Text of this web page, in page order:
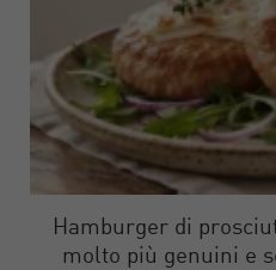
Hamburger di
molto più genuini e